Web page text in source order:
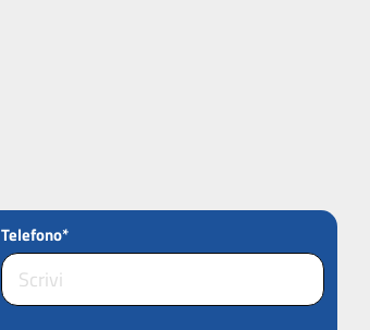
Telefono*